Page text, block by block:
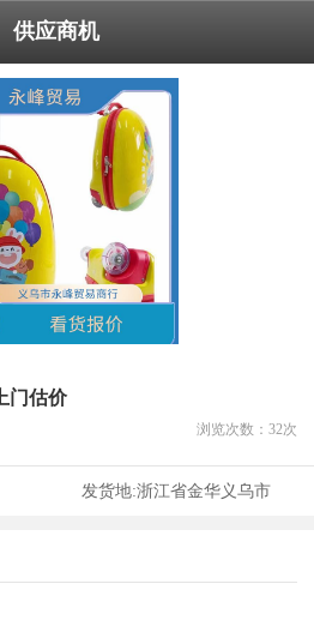
供应商机
门估价
浏览次数： 32次
发货地:浙江省金华义乌市